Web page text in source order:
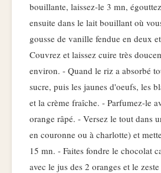
bouillante, laissez-le 3 mn,
ensuite dans le lait bouillant où
gousse de vanille fendue en deux
Couvrez et laissez cuire très
environ. - Quand le riz a absorbé
sucre, puis les jaunes d'oeufs, les
et la crème fraîche. - Parfumez-le
orange râpé. - Versez le tout dans
en couronne ou à charlotte) et
15 mn. - Faites fondre le chocolat
avec le jus des 2 oranges et le